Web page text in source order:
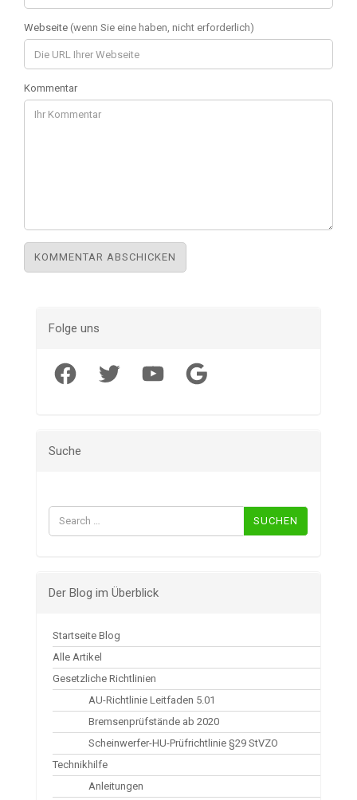
Webseite (wenn Sie eine haben, nicht erforderlich)
Kommentar
Folge uns
Facebook Twitter YouTube Google
Suche
Suchen
nach:
Der Blog im Überblick
Startseite Blog
Alle Artikel
Gesetzliche Richtlinien
AU-Richtlinie Leitfaden 5.01
Bremsenprüfstände ab 2020
Scheinwerfer-HU-Prüfrichtlinie §29 StVZO
Technikhilfe
Anleitungen